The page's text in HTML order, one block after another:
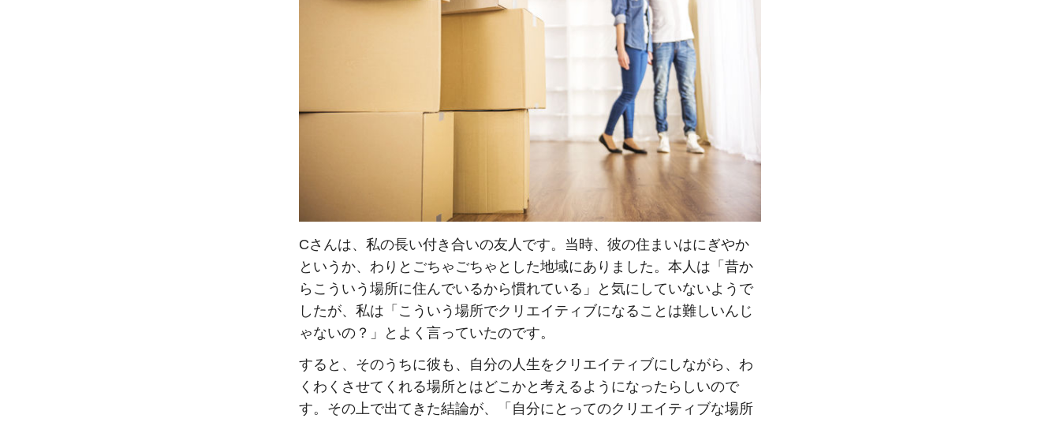
Cさんは、私の長い付き合いの友人です。当時、彼の住まいはにぎやか
というか、わりとごちゃごちゃとした地域にありました。本人は「昔か
らこういう場所に住んでいるから慣れている」と気にしていないようで
したが、私は「こういう場所でクリエイティブになることは難しいんじ
ゃないの？」とよく言っていたのです。
すると、そのうちに彼も、自分の人生をクリエイティブにしながら、わ
くわくさせてくれる場所とはどこかと考えるようになったらしいので
す。その上で出てきた結論が、「自分にとってのクリエイティブな場所